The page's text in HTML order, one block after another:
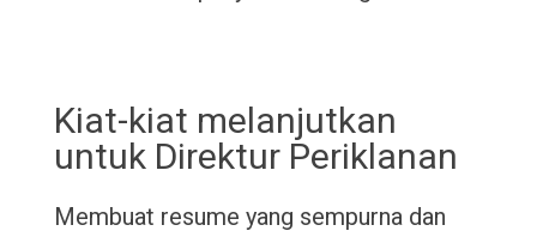
Kiat-kiat melanjutkan
untuk Direktur Periklanan
Membuat resume yang sempurna dan